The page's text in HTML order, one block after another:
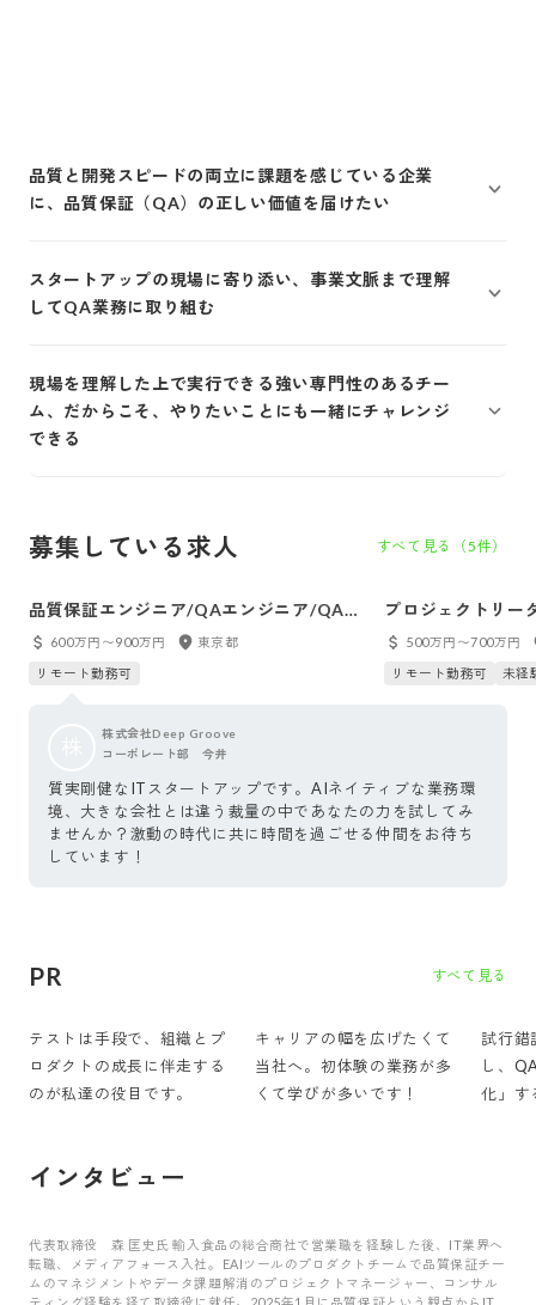
品質と開発スピードの両立に課題を感じている企業
に、品質保証（QA）の正しい価値を届けたい
スタートアップの現場に寄り添い、事業文脈まで理解
してQA業務に取り組む
現場を理解した上で実行できる強い専門性のあるチー
ム、だからこそ、やりたいことにも一緒にチャレンジ
できる
募集している求人 すべて見る（5件）
品質保証エンジニア/QAエンジニア/QAリ
ーダー/QAマネージャー
600万円〜900万円
東京都
リモート勤務可
プロジェクトリー
500万円〜700万円
リモート勤務可
未経
株式会社Deep Groove
コーポレート部 今井
質実剛健なITスタートアップです。AIネイティブな業務環
境、大きな会社とは違う裁量の中であなたの力を試してみ
ませんか？激動の時代に共に時間を過ごせる仲間をお待ち
しています！
PR すべて見る
テストは手段で、組織とプ
ロダクトの成長に伴走する
のが私達の役目です。
キャリアの幅を広げたくて
当社へ。初体験の業務が多
くて学びが多いです！
試行錯
し、
化」す
インタビュー
代表取締役 森 匡史氏 輸入食品の総合商社で営業職を経験した後、IT業界へ
転職、メディアフォース入社。EAIツールのプロダクトチームで品質保証チー
ムのマネジメントやデータ課題解消のプロジェクトマネージャー、コンサル